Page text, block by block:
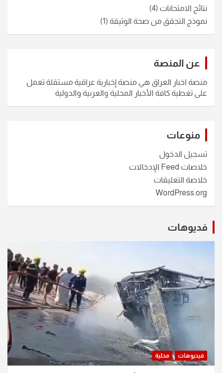
نتائج الامتحانات (4)
نموذج التجقق من صحة الوثيقة (1)
عن المنصة
منصة اخبار العراق هي منصة إخبارية عراقية مستقلة تعمل
على تغطية كافة الأخبار المحلية والعربية والدولية
منوعات
تسجيل الدخول
خلاصات Feed الإدخالات
خلاصة التعليقات
WordPress.org
فديوهات
فيديوهات محلية